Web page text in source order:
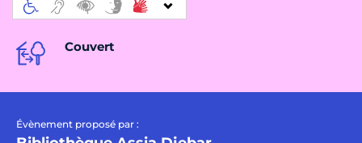
Couvert
Évènement proposé par :